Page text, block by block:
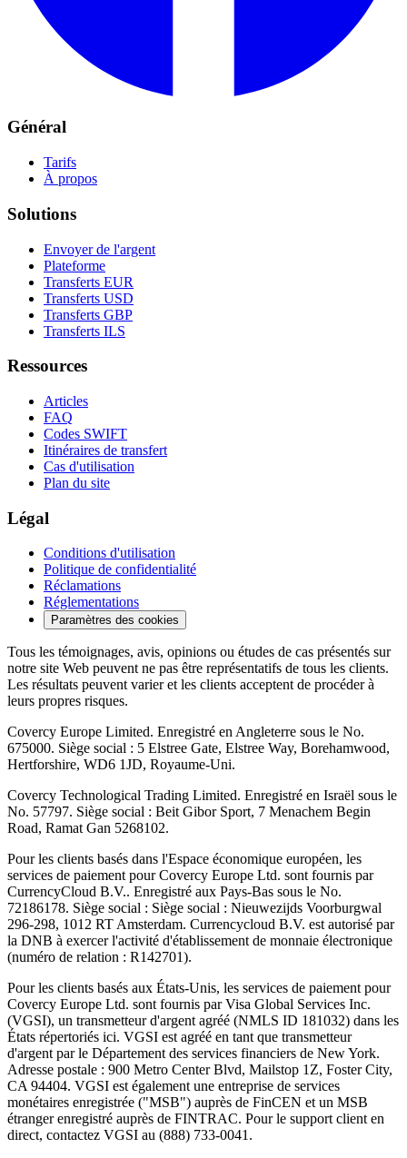
Général
Tarifs
À propos
Solutions
Envoyer de l'argent
Plateforme
Transferts EUR
Transferts USD
Transferts GBP
Transferts ILS
Ressources
Articles
FAQ
Codes SWIFT
Itinéraires de transfert
Cas d'utilisation
Plan du site
Légal
Conditions d'utilisation
Politique de confidentialité
Réclamations
Réglementations
Paramètres des cookies
Tous les témoignages, avis, opinions ou études de cas présentés sur
notre site Web peuvent ne pas être représentatifs de tous les clients.
Les résultats peuvent varier et les clients acceptent de procéder à
leurs propres risques.
Covercy Europe Limited. Enregistré en Angleterre sous le No.
675000. Siège social : 5 Elstree Gate, Elstree Way, Borehamwood,
Hertforshire, WD6 1JD, Royaume-Uni.
Covercy Technological Trading Limited. Enregistré en Israël sous le
No. 57797. Siège social : Beit Gibor Sport, 7 Menachem Begin
Road, Ramat Gan 5268102.
Pour les clients basés dans l'Espace économique européen, les
services de paiement pour Covercy Europe Ltd. sont fournis par
CurrencyCloud B.V.. Enregistré aux Pays-Bas sous le No.
72186178. Siège social : Siège social : Nieuwezijds Voorburgwal
296-298, 1012 RT Amsterdam. Currencycloud B.V. est autorisé par
la DNB à exercer l'activité d'établissement de monnaie électronique
(numéro de relation : R142701).
Pour les clients basés aux États-Unis, les services de paiement pour
Covercy Europe Ltd. sont fournis par Visa Global Services Inc.
(VGSI), un transmetteur d'argent agréé (NMLS ID 181032) dans les
États répertoriés ici. VGSI est agréé en tant que transmetteur
d'argent par le Département des services financiers de New York.
Adresse postale : 900 Metro Center Blvd, Mailstop 1Z, Foster City,
CA 94404. VGSI est également une entreprise de services
monétaires enregistrée ("MSB") auprès de FinCEN et un MSB
étranger enregistré auprès de FINTRAC. Pour le support client en
direct, contactez VGSI au (888) 733-0041.